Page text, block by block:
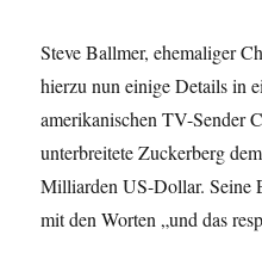
Steve Ballmer, ehemaliger
hierzu nun einige Details in
amerikanischen TV-Sender
unterbreitete Zuckerberg
Milliarden US-Dollar. Seine
mit den Worten „und das